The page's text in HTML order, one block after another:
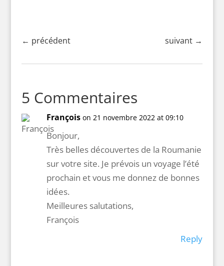
← précédent suivant →
5 Commentaires
François on 21 novembre 2022 at 09:10
Bonjour,
Très belles découvertes de la Roumanie
sur votre site. Je prévois un voyage l’été
prochain et vous me donnez de bonnes
idées.
Meilleures salutations,
François
Reply